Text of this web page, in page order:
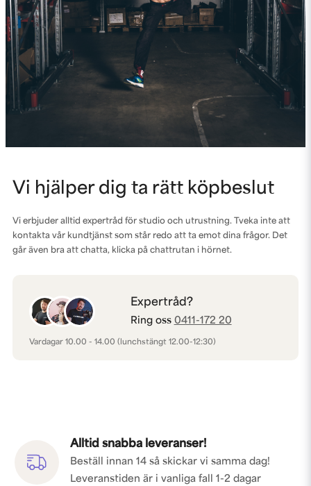
Vi hjälper dig ta rätt köpbeslut
Vi erbjuder alltid expertråd för studio och utrustning. Tveka inte att
kontakta vår kundtjänst som står redo att ta emot dina frågor. Det
går även bra att chatta, klicka på chattrutan i hörnet.
Expertråd?
Ring oss 0411-172 20
Vardagar 10.00 - 14.00 (lunchstängt 12.00-12:30)
Alltid snabba leveranser!
Beställ innan 14 så skickar vi samma dag!
Leveranstiden är i vanliga fall 1-2 dagar